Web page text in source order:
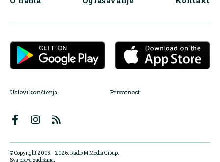
Uslovi korištenja Privatnost
© Copyright 2005. - 2026. Radio M Media Group.
Sva prava zadržana.